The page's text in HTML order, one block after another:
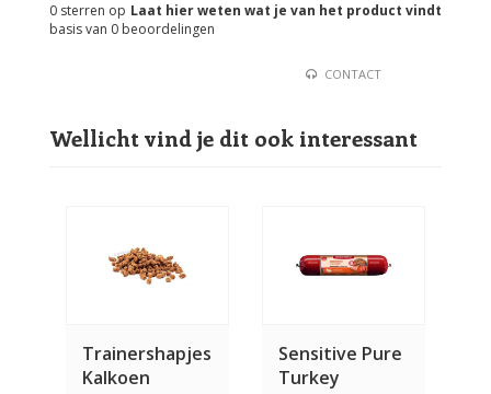
Laat hier weten wat je van het product vindt
0 sterren op
basis van 0 beoordelingen
CONTACT
Wellicht vind je dit ook interessant
Trainershapjes
Kalkoen
Sensitive Pure
Turkey